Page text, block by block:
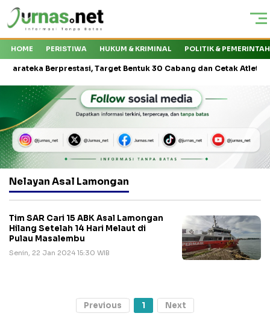
HOME PERISTIWA HUKUM & KRIMINAL POLITIK &
Berprestasi, Target Bentuk 30 Cabang dan Cetak Atlet Nasional
Nelayan Asal Lamongan
Tim SAR Cari 15 ABK Asal Lamongan
Hilang Setelah 14 Hari Melaut di
Pulau Masalembu
Senin, 22 Jan 2024 15:30 WIB
Previous 1 Next